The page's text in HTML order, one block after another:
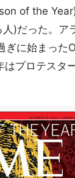
of the
)だった。ア
ぎに始まった
プロテスタ